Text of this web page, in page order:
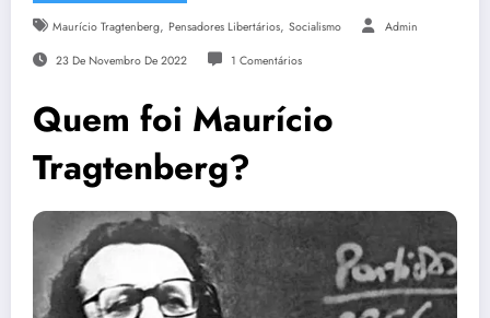
Maurício Tragtenberg, Pensadores Libertários, Socialismo Admin
23 De Novembro De 2022 1 Comentários
Quem foi Maurício
Tragtenberg?